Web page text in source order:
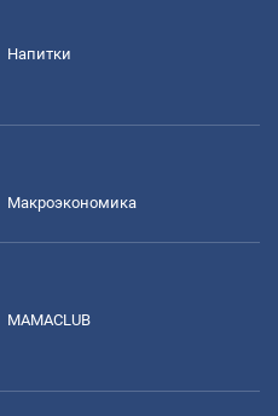
Напитки
Mакроэкономика
MAMACLUB